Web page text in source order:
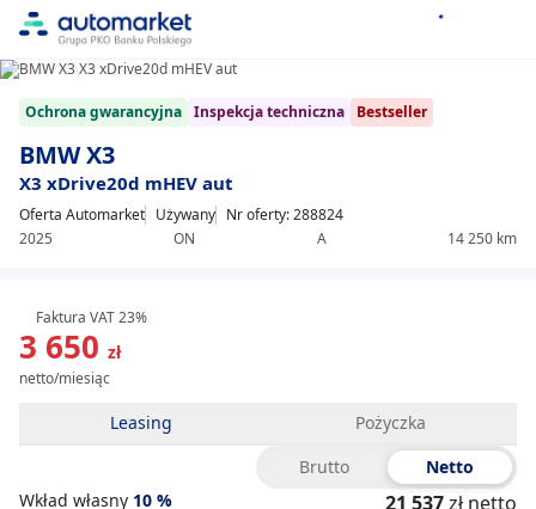
Ochrona gwarancyjna Inspekcja techniczna Bestseller
BMW X3
X3 xDrive20d mHEV aut
Oferta Automarket Używany
2025
ON A 14 250 km
Nr oferty: 288824
3 650 zł
netto/miesiąc
Faktura VAT 23%
Leasing
Pożyczka
Brutto
Netto
Wkład własny 10 % 21 537zł netto